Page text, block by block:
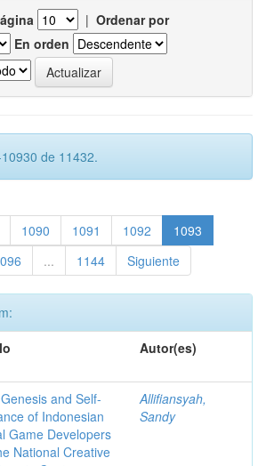
| Ordenar por
En orden
de 11432.
1090 1091 1092
1093
... 1144 Siguiente
Autor(es)
and Self-
of Indonesian
Game Developers
National Creative
Allifiansyah,
Sandy